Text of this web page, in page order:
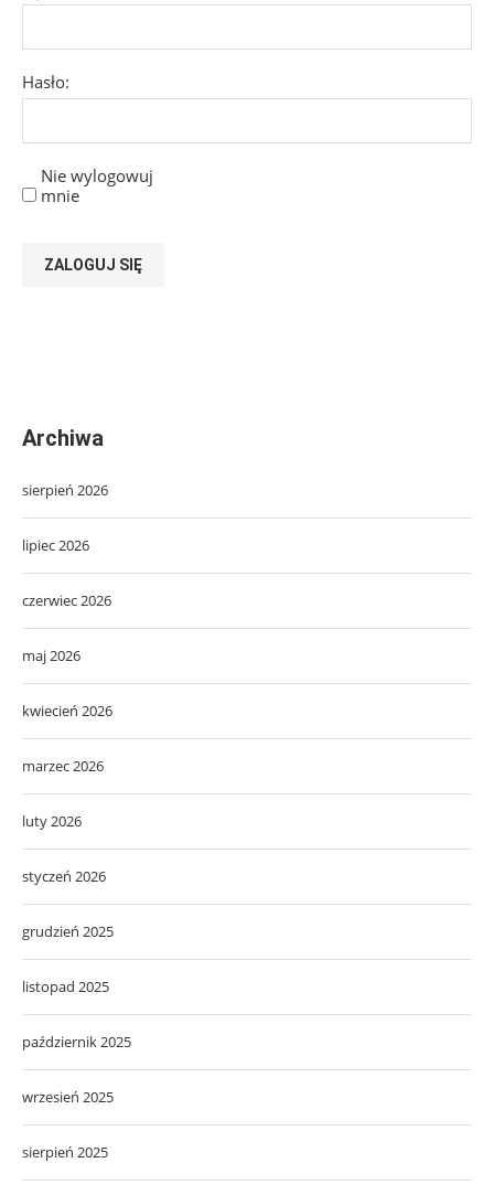
Hasło:
Nie wylogowuj
mnie
ZALOGUJ SIĘ
Archiwa
sierpień 2026
lipiec 2026
czerwiec 2026
maj 2026
kwiecień 2026
marzec 2026
luty 2026
styczeń 2026
grudzień 2025
listopad 2025
październik 2025
wrzesień 2025
sierpień 2025